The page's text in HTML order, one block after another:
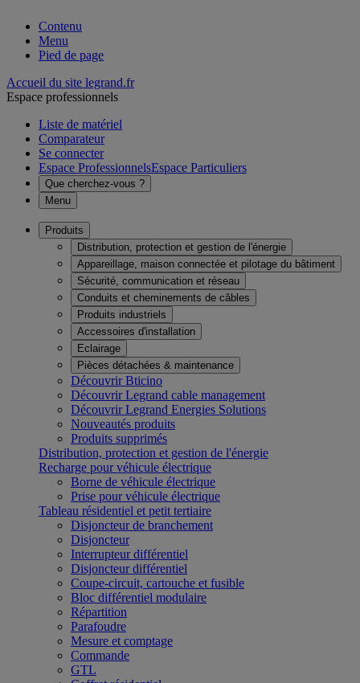
Contenu
Menu
Pied de page
Accueil du site legrand.fr
Espace professionnels
Liste de matériel
Comparateur
Se connecter
Espace ProfessionnelsEspace Particuliers
Que cherchez-vous ?
Menu
Produits
Distribution, protection et gestion de l'énergie
Appareillage, maison connectée et pilotage du bâtiment
Sécurité, communication et réseau
Conduits et cheminements de câbles
Produits industriels
Accessoires d'installation
Eclairage
Pièces détachées & maintenance
Découvrir Bticino
Découvrir Legrand cable management
Découvrir Legrand Energies Solutions
Nouveautés produits
Produits supprimés
Distribution, protection et gestion de l'énergie
Recharge pour véhicule électrique
Borne de véhicule électrique
Prise pour véhicule électrique
Tableau résidentiel et petit tertiaire
Disjoncteur de branchement
Disjoncteur
Interrupteur différentiel
Disjoncteur différentiel
Coupe-circuit, cartouche et fusible
Bloc différentiel modulaire
Répartition
Parafoudre
Mesure et comptage
Commande
GTL